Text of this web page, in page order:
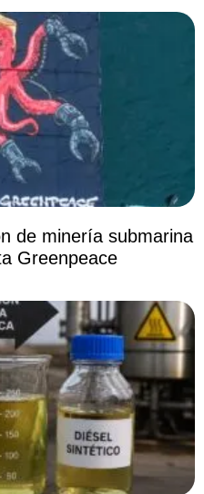
de minería submarina
Greenpeace